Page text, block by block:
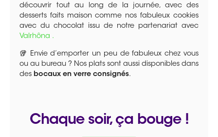
découvrir tout au long de la journée, avec des
desserts faits maison comme nos fabuleux cookies
avec du chocolat issu de notre partenariat avec
Valrhôna .
🥡 Envie d’emporter un peu de fabuleux chez vous
ou au bureau ? Nos plats sont aussi disponibles dans
des bocaux en verre consignés.
Chaque soir, ça bouge !